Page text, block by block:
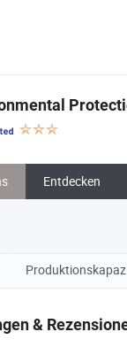
Entdecken
&